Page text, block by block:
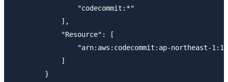
                "codecommit:*"
            ],
            "Resource": [
"arn:aws:codecommit:ap-northeast-
            ]
        }